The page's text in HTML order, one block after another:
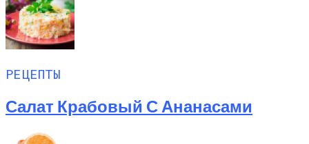
РЕЦЕПТЫ
Салат Крабовый С Ананасами